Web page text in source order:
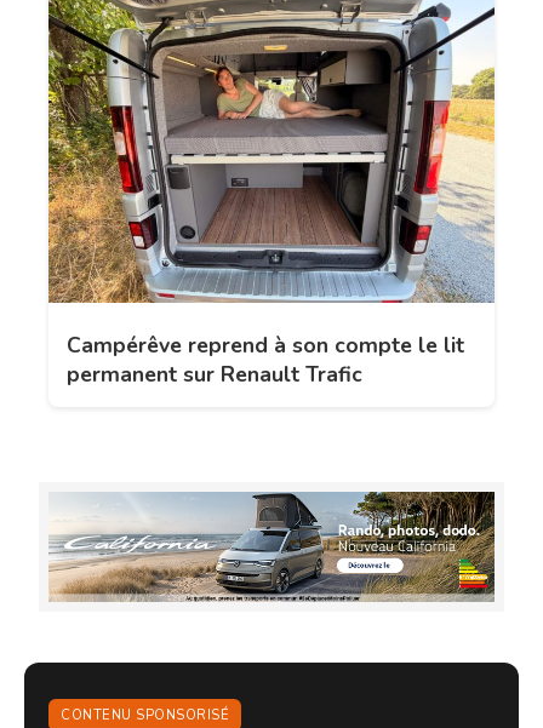
Campérêve reprend à son compte le lit
permanent sur Renault Trafic
CONTENU SPONSORISÉ